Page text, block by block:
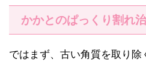
かかとのぱっくり割れ
ではまず、古い角質を取り除